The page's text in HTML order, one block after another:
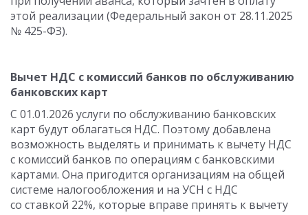
этой реализации (Федеральный закон от 28.11.2025
№ 425-ФЗ).
Вычет НДС с комиссий банков по обслуживанию
банковских карт
С 01.01.2026 услуги по обслуживанию банковских
карт будут облагаться НДС. Поэтому добавлена
возможность выделять и принимать к вычету НДС
с комиссий банков по операциям с банковскими
картами. Она пригодится организациям на общей
системе налогообложения и на УСН с НДС
со ставкой 22%, которые вправе принять к вычету